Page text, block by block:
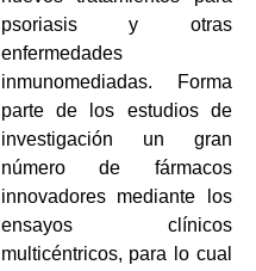
psoriasis y otras
enfermedades
inmunomediadas. Forma
parte de los estudios de
investigación un gran
número de fármacos
innovadores mediante los
ensayos clínicos
multicéntricos, para lo cual